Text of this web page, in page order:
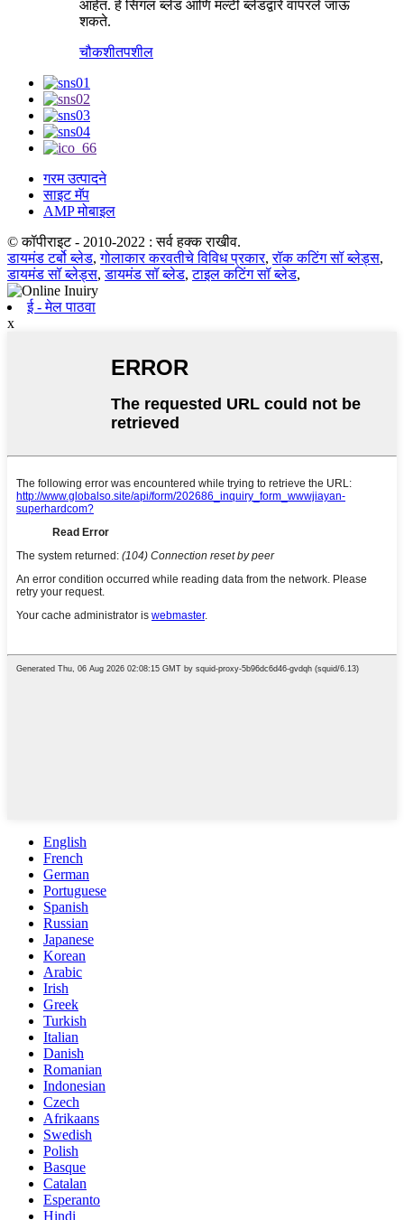
आहेत. हे सिंगल ब्लेड आणि मल्टी ब्लेडद्वारे वापरले जाऊ
शकते.
चौकशीतपशील
गरम उत्पादने
साइट मॅप
AMP मोबाइल
© कॉपीराइट - 2010-2022 : सर्व हक्क राखीव.
डायमंड टर्बो ब्लेड,गोलाकार करवतीचे विविध प्रकार,रॉक कटिंग सॉ ब्लेड्स,
डायमंड सॉ ब्लेड्स,डायमंड सॉ ब्लेड,टाइल कटिंग सॉ ब्लेड,
ई - मेल पाठवा
x
English
French
German
Portuguese
Spanish
Russian
Japanese
Korean
Arabic
Irish
Greek
Turkish
Italian
Danish
Romanian
Indonesian
Czech
Afrikaans
Swedish
Polish
Basque
Catalan
Esperanto
Hindi